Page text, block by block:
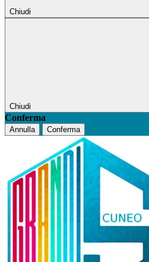
Chiudi
Chiudi
Conferma
Annulla Conferma